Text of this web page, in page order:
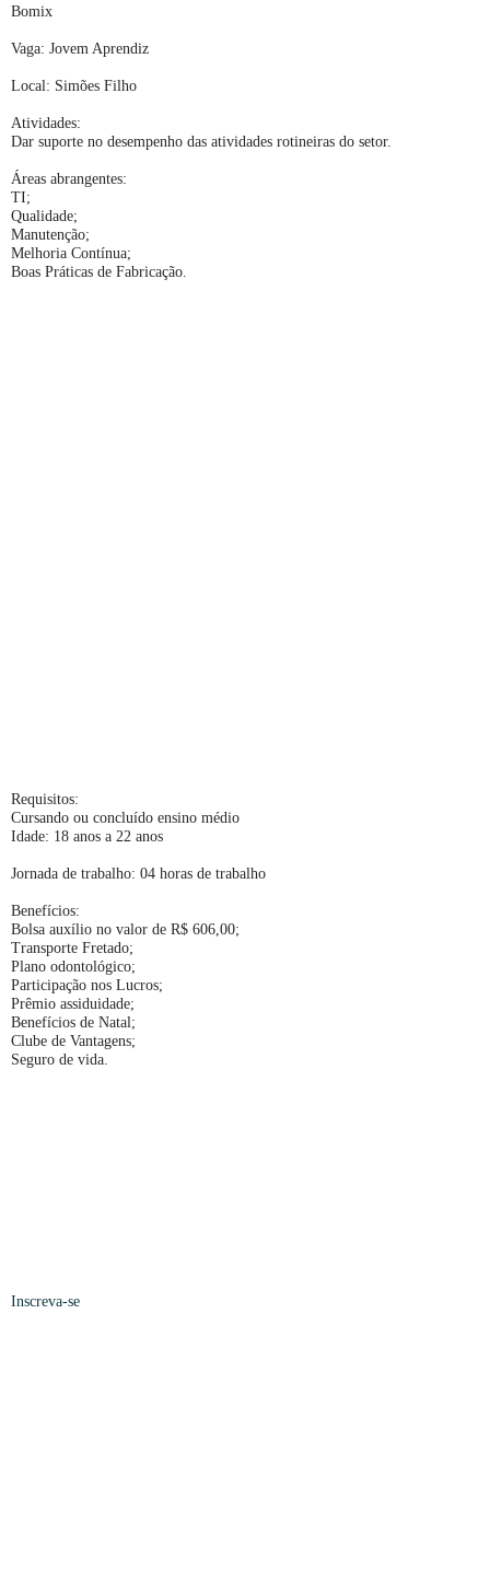
Bomix
Vaga: Jovem Aprendiz
Local: Simões Filho
Atividades:
Dar suporte no desempenho das atividades rotineiras do setor.
Áreas abrangentes:
TI;
Qualidade;
Manutenção;
Melhoria Contínua;
Boas Práticas de Fabricação.
Requisitos:
Cursando ou concluído ensino médio
Idade: 18 anos a 22 anos
Jornada de trabalho: 04 horas de trabalho
Benefícios:
Bolsa auxílio no valor de R$ 606,00;
Transporte Fretado;
Plano odontológico;
Participação nos Lucros;
Prêmio assiduidade;
Benefícios de Natal;
Clube de Vantagens;
Seguro de vida.
Inscreva-se